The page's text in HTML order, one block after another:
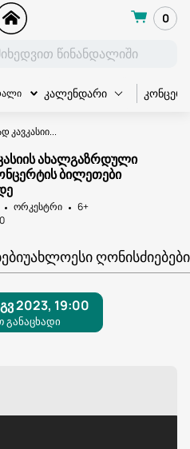
0
კალენდარი
კავკასიი...
ახალგაზრდული
ბილეთები
ორკესტრი
6+
ᲣᲐᲮᲚᲝᲔᲡᲘ ᲦᲝᲜᲘᲡᲫᲘᲔᲑᲔᲑᲘ